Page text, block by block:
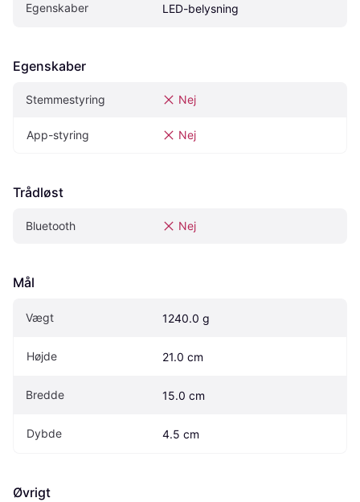
Egenskaber LED-belysning
Egenskaber
Stemmestyring Nej
App-styring Nej
Trådløst
Bluetooth Nej
Mål
Vægt 1240.0 g
Højde 21.0 cm
Bredde 15.0 cm
Dybde 4.5 cm
Øvrigt